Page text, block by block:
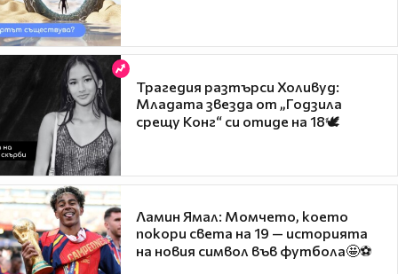
Трагедия разтърси Холивуд:
Младата звезда от „Годзила
срещу Конг“ си отиде на 18🕊️
Ламин Ямал: Момчето, което
покори света на 19 — историята
на новия символ във футбола🤩⚽